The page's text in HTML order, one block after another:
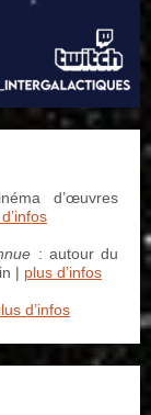
d’œuvres
: autour du
| plus d’infos
d’infos